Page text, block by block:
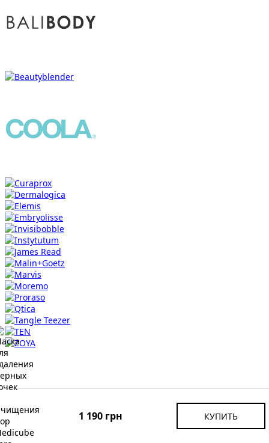
1 190 грн КУПИТЬ
Доставка и Оплата